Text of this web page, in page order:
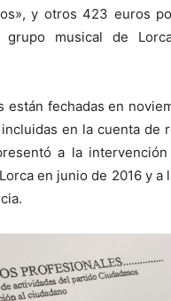
y otros 423 euros
grupo musical de
están fechadas en
en la cuenta de
a la
en junio de 2016 y a